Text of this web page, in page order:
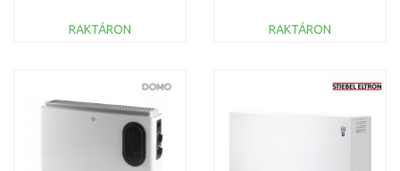
DO7350CH
RAKTÁRON
Összehasonlítás
RAKTÁRON
Összehasonlítás